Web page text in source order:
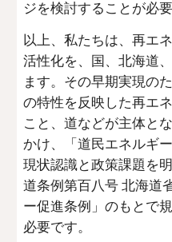
ジを検討することが必要
以上、私たちは、再エ
活性化を、国、北海道
ます。その早期実現の
の特性を反映した再エ
こと、道などが主体と
かけ、「道民エネルギ
現状認識と政策課題を
道条例第百八号 北海道
ー促進条例」のもとで
必要です。